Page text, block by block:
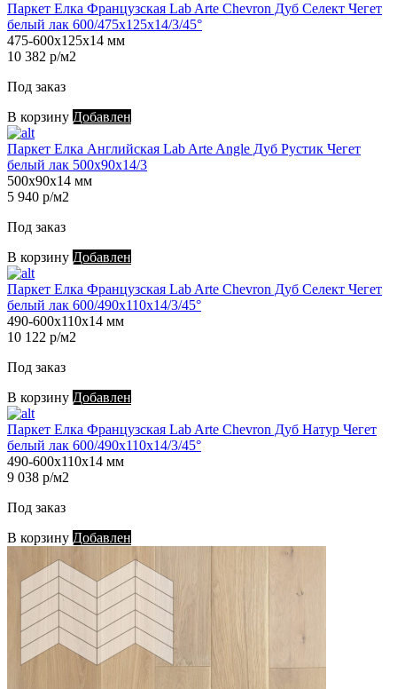
Паркет Елка Французская Lab Arte Chevron Дуб Селект Чегет
белый лак 600/475х125х14/3/45°
475-600х125х14 мм
10 382 р/м2
Под заказ
В корзину Добавлен
Паркет Елка Английская Lab Arte Angle Дуб Рустик Чегет
белый лак 500х90х14/3
500х90х14 мм
5 940 р/м2
Под заказ
В корзину Добавлен
Паркет Елка Французская Lab Arte Chevron Дуб Селект Чегет
белый лак 600/490х110х14/3/45°
490-600х110х14 мм
10 122 р/м2
Под заказ
В корзину Добавлен
Паркет Елка Французская Lab Arte Chevron Дуб Натур Чегет
белый лак 600/490х110х14/3/45°
490-600х110х14 мм
9 038 р/м2
Под заказ
В корзину Добавлен